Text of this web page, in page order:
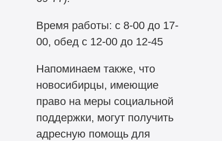
Время работы: с 8-00 до 17-
00, обед с 12-00 до 12-45
Напоминаем также, что
новосибирцы, имеющие
право на меры социальной
поддержки, могут получить
адресную помощь для